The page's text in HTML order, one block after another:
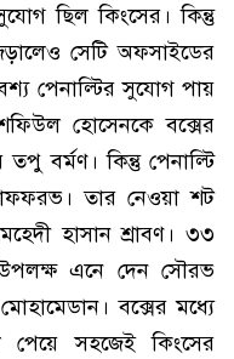
ছিল কিংসের। কিন্তু
সেটি অফসাইডের
পেনাল্টির সুযোগ পায়
হোসেনকে বক্সের
বর্মণ। কিন্তু পেনাল্টি
তার নেওয়া শট
হাসান শ্রাবণ। ৩৩
উপলক্ষ এনে দেন সৌরভ
বক্সের মধ্যে
পেয়ে সহজেই কিংসের